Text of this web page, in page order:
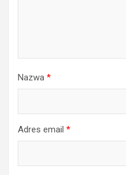
Nazwa *
Adres email *